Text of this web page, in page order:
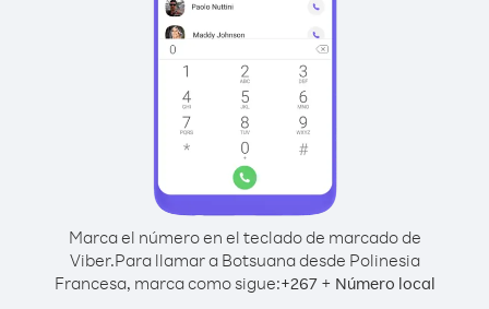
Marca el número en el teclado de marcado de
Viber.Para llamar a Botsuana desde Polinesia
Francesa, marca como sigue:+267+ Número local